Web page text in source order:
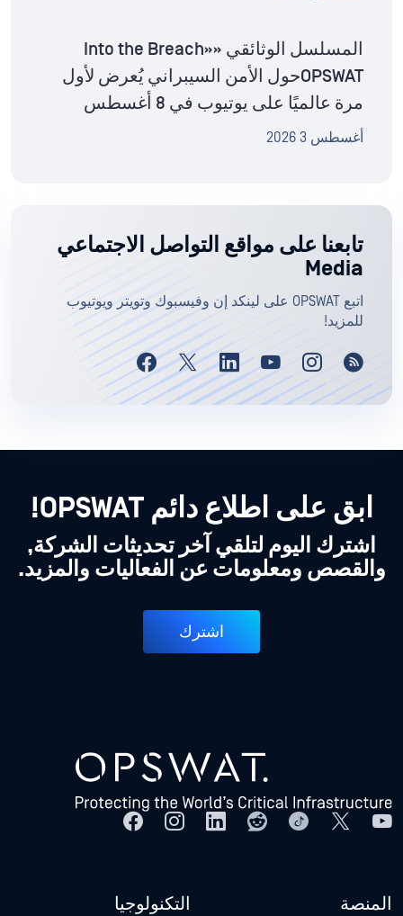
المسلسل الوثائقي «Into the Breach»
OPSWATحول الأمن السيبراني يُعرض لأول
مرة عالميًا على يوتيوب في 8 أغسطس
أغسطس 3 2026
تابعنا على مواقع التواصل الاجتماعي
Media
اتبع OPSWAT على لينكد إن وفيسبوك وتويتر ويوتيوب
للمزيد!
ابق على اطلاع دائم OPSWAT!
اشترك اليوم لتلقي آخر تحديثات الشركة,
والقصص ومعلومات عن الفعاليات والمزيد.
اشترك
المنصة التكنولوجيا